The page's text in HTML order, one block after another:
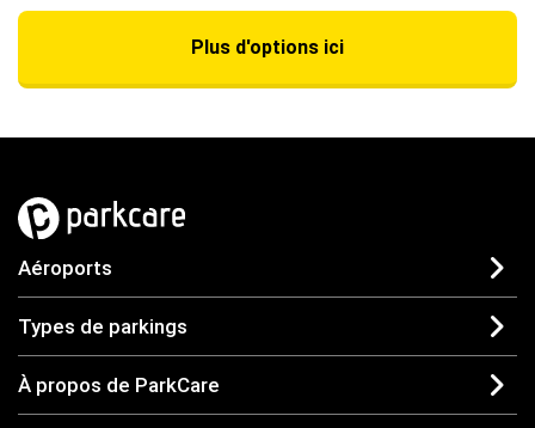
Plus d'options ici
Aéroports
Types de parkings
À propos de ParkCare